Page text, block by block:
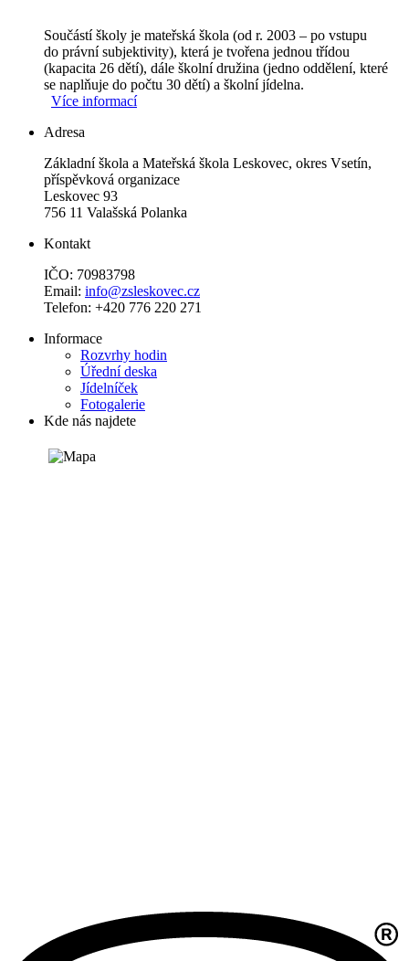
Součástí školy je mateřská škola (od r. 2003 – po vstupu
do právní subjektivity), která je tvořena jednou třídou
(kapacita 26 dětí), dále školní družina (jedno oddělení, které
se naplňuje do počtu 30 dětí) a školní jídelna.
Více informací
Adresa
Základní škola a Mateřská škola Leskovec, okres Vsetín,
příspěvková organizace
Leskovec 93
756 11 Valašská Polanka
Kontakt
IČO: 70983798
Email: info@zsleskovec.cz
Telefon: +420 776 220 271
Informace
Rozvrhy hodin
Úřední deska
Jídelníček
Fotogalerie
Kde nás najdete